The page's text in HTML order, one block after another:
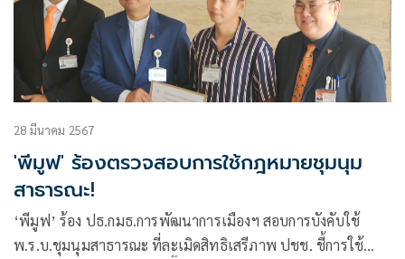
28 มีนาคม 2567
'พีมูฟ' ร้องตรวจสอบการใช้กฎหมายชุมนุม
สาธารณะ!
‘พีมูฟ’ ร้อง ปธ.กมธ.การพัฒนาการเมืองฯ สอบการบังคับใช้
พ.ร.บ.ชุมนุมสาธารณะ ที่ละเมิดสิทธิเสรีภาพ ปชช. ชี้การใช้